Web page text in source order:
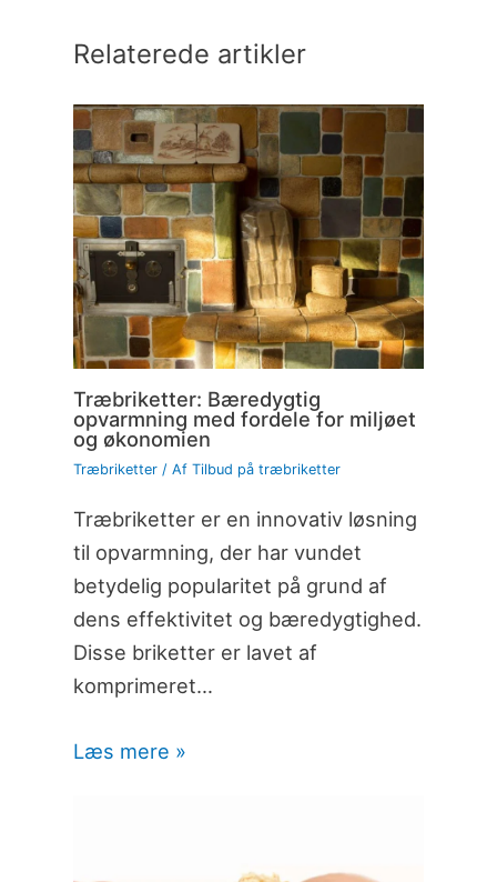
Relaterede artikler
Træbriketter: Bæredygtig
opvarmning med fordele for miljøet
og økonomien
Træbriketter/ Af Tilbud på træbriketter
Træbriketter er en innovativ løsning
til opvarmning, der har vundet
betydelig popularitet på grund af
dens effektivitet og bæredygtighed.
Disse briketter er lavet af
komprimeret…
Læs mere »